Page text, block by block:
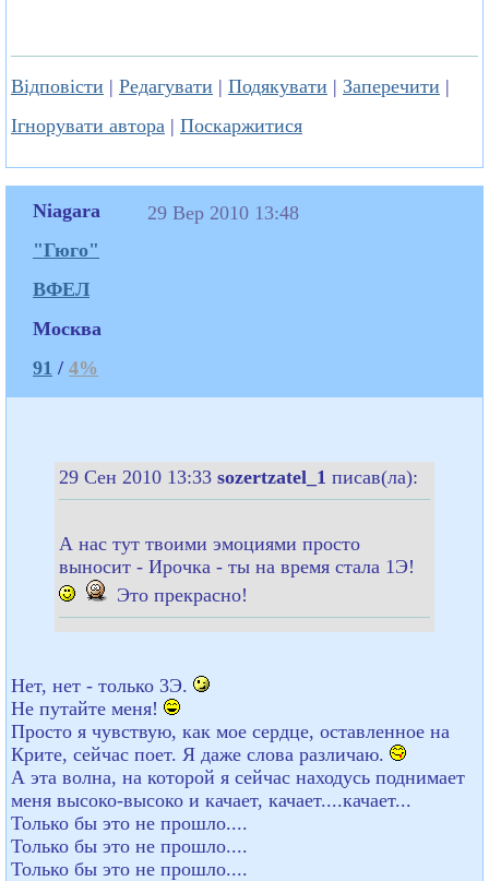
Відповісти | Редагувати | Подякувати | Заперечити |
Ігнорувати автора | Поскаржитися
Niagara
"Гюго"
ВФЕЛ
Москва
91 / 4%
29 Вер 2010 13:48
29 Сен 2010 13:33 sozertzatel_1 писав(ла):
А нас тут твоими эмоциями просто
выносит - Ирочка - ты на время стала 1Э!
Это прекрасно!
Нет, нет - только 3Э.
Не путайте меня!
Просто я чувствую, как мое сердце, оставленное на
Крите, сейчас поет. Я даже слова различаю.
А эта волна, на которой я сейчас находусь поднимает
меня высоко-высоко и качает, качает....качает...
Только бы это не прошло....
Только бы это не прошло....
Только бы это не прошло....